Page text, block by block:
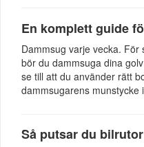
En komplett guide
Dammsug varje vecka.
bör du dammsuga dina
se till att du använder rätt
dammsugarens munstycke
Så putsar du